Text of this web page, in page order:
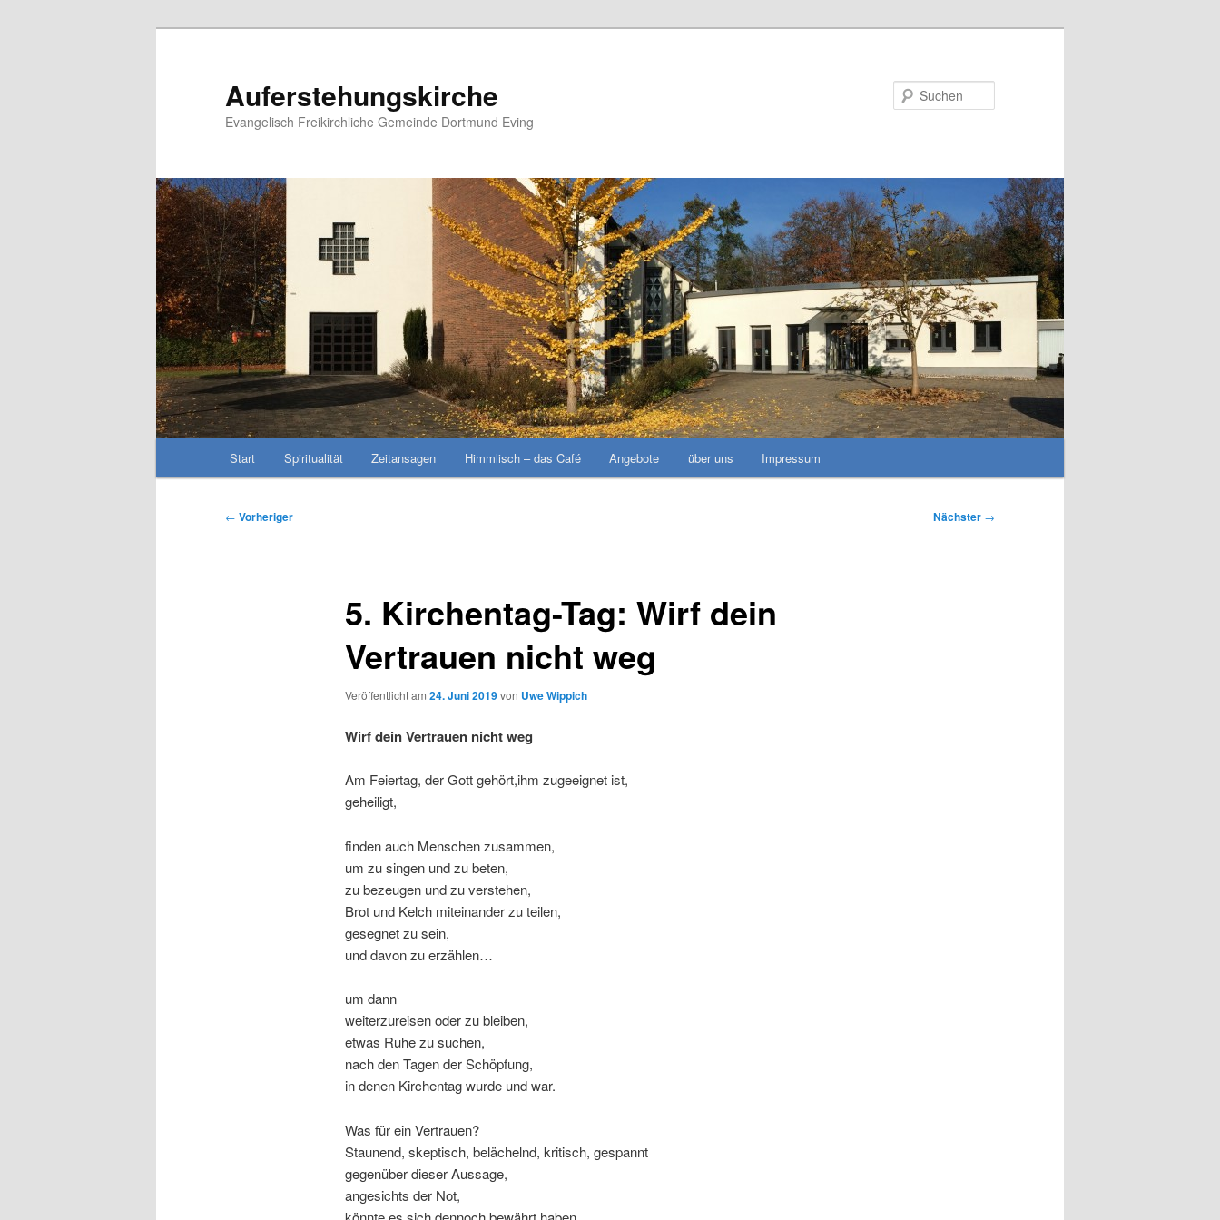
Auferstehungskirche
Evangelisch Freikirchliche Gemeinde Dortmund Eving
Start Spiritualität Zeitansagen Himmlisch – das Café Angebote über uns Impressum
Beitragsnavigation
← Vorheriger Nächster →
5. Kirchentag-Tag: Wirf dein
Vertrauen nicht weg
Veröffentlicht am 24. Juni 2019von Uwe Wippich
Wirf dein Vertrauen nicht weg
Am Feiertag, der Gott gehört,ihm zugeeignet ist,
geheiligt,
finden auch Menschen zusammen,
um zu singen und zu beten,
zu bezeugen und zu verstehen,
Brot und Kelch miteinander zu teilen,
gesegnet zu sein,
und davon zu erzählen…
um dann
weiterzureisen oder zu bleiben,
etwas Ruhe zu suchen,
nach den Tagen der Schöpfung,
in denen Kirchentag wurde und war.
Was für ein Vertrauen?
Staunend, skeptisch, belächelnd, kritisch, gespannt
gegenüber dieser Aussage,
angesichts der Not,